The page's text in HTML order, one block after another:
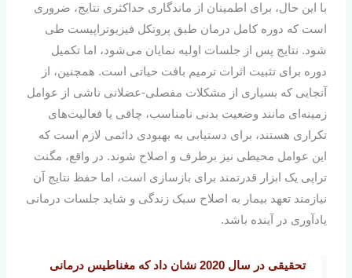
با این حال، برای اطمینان از ماندگاری حداکثری نتایج، ضروری
است که دوره کامل درمان طبق پروتکل فیزیوتراپیست طی
شود. نتایج پس از جلسات اولیه نمایان می‌شود، اما تکمیل
دوره برای تثبیت اثرات ترمیم بافت حیاتی است. همچنین، از
آنجایی که بسیاری از مشکلات مفصلی-عضلانی ناشی از عوامل
زمینه‌ای مانند وضعیت بدنی نامناسب، چاقی یا فعالیت‌های
تکراری هستند، برای دستیابی به بهبودی دائمی لازم است که
این عوامل محیطی نیز برطرف و اصلاح شوند. در واقع، مگنت
تراپی یک ابزار قدرتمند برای بازسازی است، اما حفظ نتایج آن
نیازمند تعهد بیمار به اصلاح سبک زندگی و شاید جلسات درمانی
یادآوری در آینده باشد.
تحقیقی در سال 2020 نشان داد که مغناطیس‌ درمانی